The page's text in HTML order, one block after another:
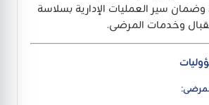
وضمان سير العمليات الإدارية بسلاسة
وخدمات المرضى.